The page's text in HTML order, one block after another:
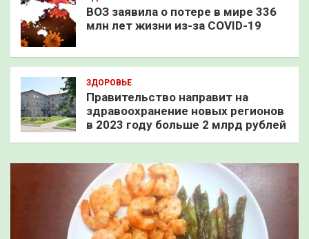
ВОЗ заявила о потере в мире 336
млн лет жизни из-за COVID-19
ЗДОРОВЬЕ
Правительство направит на
здравоохранение новых регионов
в 2023 году больше 2 млрд рублей